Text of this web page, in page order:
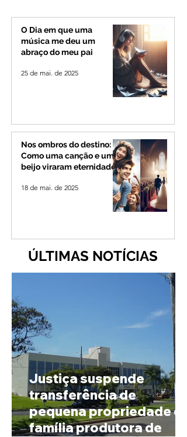
ao Governo de Minas
O Dia em que uma
música me deu um
abraço do meu pai
25 de mai. de 2025
Nos ombros do destino:
Como uma canção e um
beijo viraram eternidade
18 de mai. de 2025
ÚLTIMAS NOTÍCIAS
Justiça suspende
transferência de
pequena propriedade de
família produtora de